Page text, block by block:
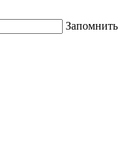
Запомнить